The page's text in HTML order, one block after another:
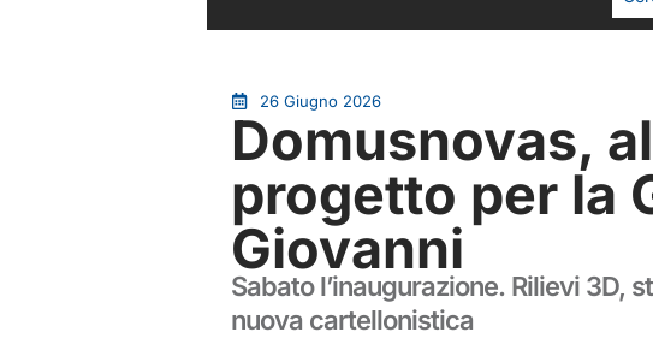
26 Giugno 2026
Domusnovas,
progetto per la
Giovanni
Sabato l’inaugurazione. Rilievi 3D,
nuova cartellonistica